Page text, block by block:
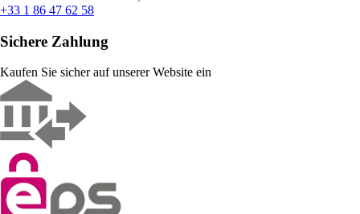
+33 1 86 47 62 58
Sichere Zahlung
Kaufen Sie sicher auf unserer Website ein